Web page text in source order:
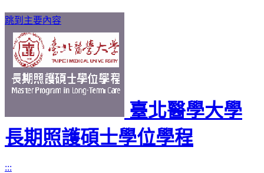
跳到主要內容
臺北醫學大學
長期照護碩士學位學程
:::